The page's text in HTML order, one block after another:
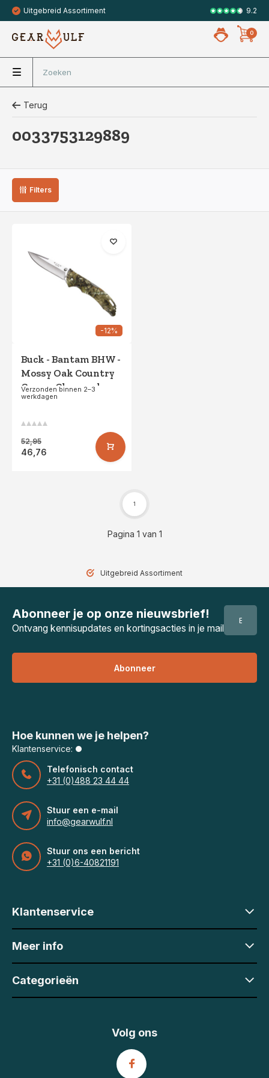
Uitgebreid Assortiment 9.2
0
Terug
0033753129889
Filters
-12%
Buck - Bantam BHW -
Mossy Oak Country
Camo - Clampack
Verzonden binnen 2–3
werkdagen
52,95
46,76
Pagina 1 van 1
1
Uitgebreid Assortiment
Abonneer je op onze nieuwsbrief!
Ontvang kennisupdates en kortingsacties in je mail
Abonneer
Hoe kunnen we je helpen?
Klantenservice:
Telefonisch contact
+31 (0)488 23 44 44
Stuur een e-mail
info@gearwulf.nl
Stuur ons een bericht
+31 (0)6-40821191
Klantenservice
Meer info
Categorieën
Volg ons